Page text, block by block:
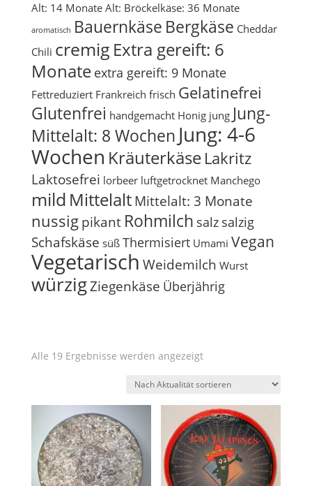
Alt: 14 Monate Alt: Bröckelkäse: 36 Monate
aromatisch Bauernkäse Bergkäse Cheddar
Chili cremig Extra gereift: 6
Monate extra gereift: 9 Monate
Fettreduziert Frankreich frisch Gelatinefrei
Glutenfrei handgemacht Honig jung Jung-
Mittelalt: 8 Wochen Jung: 4-6
Wochen Kräuterkäse Lakritz
Laktosefrei lorbeer luftgetrocknet Manchego
mild MittelaltMittelalt: 3 Monate
nussigpikant Rohmilch salz salzig
Schafskäse süß Thermisiert Umami Vegan
Vegetarisch Weidemilch Wurst
würzigZiegenkäse Überjährig
Alle 19 Ergebnisse werden angezeigtNach